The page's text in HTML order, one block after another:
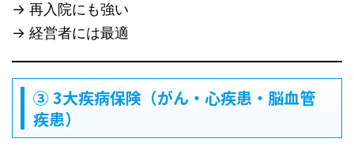
→ 再入院にも強い
→ 経営者には最適
③ 3大疾病保険（がん・心疾患・脳血管
疾患）